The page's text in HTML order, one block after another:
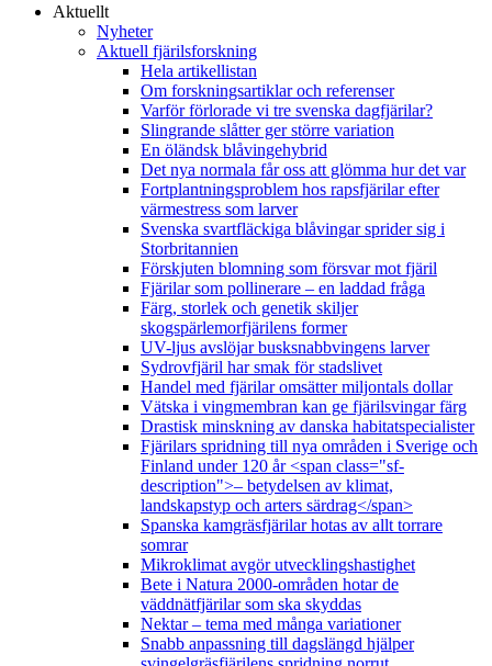
Aktuellt
Nyheter
Aktuell fjärilsforskning
Hela artikellistan
Om forskningsartiklar och referenser
Varför förlorade vi tre svenska dagfjärilar?
Slingrande slåtter ger större variation
En öländsk blåvingehybrid
Det nya normala får oss att glömma hur det var
Fortplantningsproblem hos rapsfjärilar efter
värmestress som larver
Svenska svartfläckiga blåvingar sprider sig i
Storbritannien
Förskjuten blomning som försvar mot fjäril
Fjärilar som pollinerare – en laddad fråga
Färg, storlek och genetik skiljer
skogspärlemorfjärilens former
UV-ljus avslöjar busksnabbvingens larver
Sydrovfjäril har smak för stadslivet
Handel med fjärilar omsätter miljontals dollar
Vätska i vingmembran kan ge fjärilsvingar färg
Drastisk minskning av danska habitatspecialister
Fjärilars spridning till nya områden i Sverige och
Finland under 120 år <span class="sf-
description">– betydelsen av klimat,
landskapstyp och arters särdrag</span>
Spanska kamgräsfjärilar hotas av allt torrare
somrar
Mikroklimat avgör utvecklingshastighet
Bete i Natura 2000-områden hotar de
väddnätfjärilar som ska skyddas
Nektar – tema med många variationer
Snabb anpassning till dagslängd hjälper